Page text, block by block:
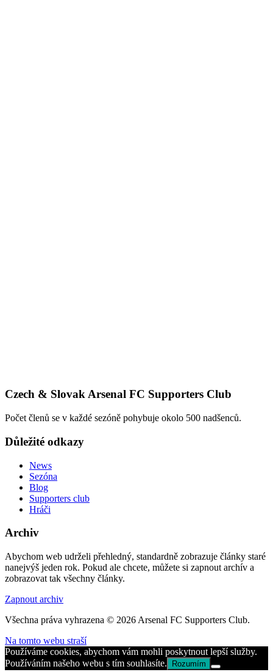
Czech & Slovak Arsenal FC Supporters Club
Počet členů se v každé sezóně pohybuje okolo 500 nadšenců.
Důležité odkazy
News
Sezóna
Blog
Supporters club
Hráči
Archiv
Abychom web udrželi přehledný, standardně zobrazuje články staré
nanejvýš jeden rok. Pokud ale chcete, můžete si zapnout archív a
zobrazovat tak všechny články.
Zapnout archiv
Všechna práva vyhrazena © 2026 Arsenal FC Supporters Club.
Na tomto webu straší
Používáme cookies, abychom vám mohli poskytnout lepší služby.
Používáním našeho webu s tím souhlasíte.
Rozumím